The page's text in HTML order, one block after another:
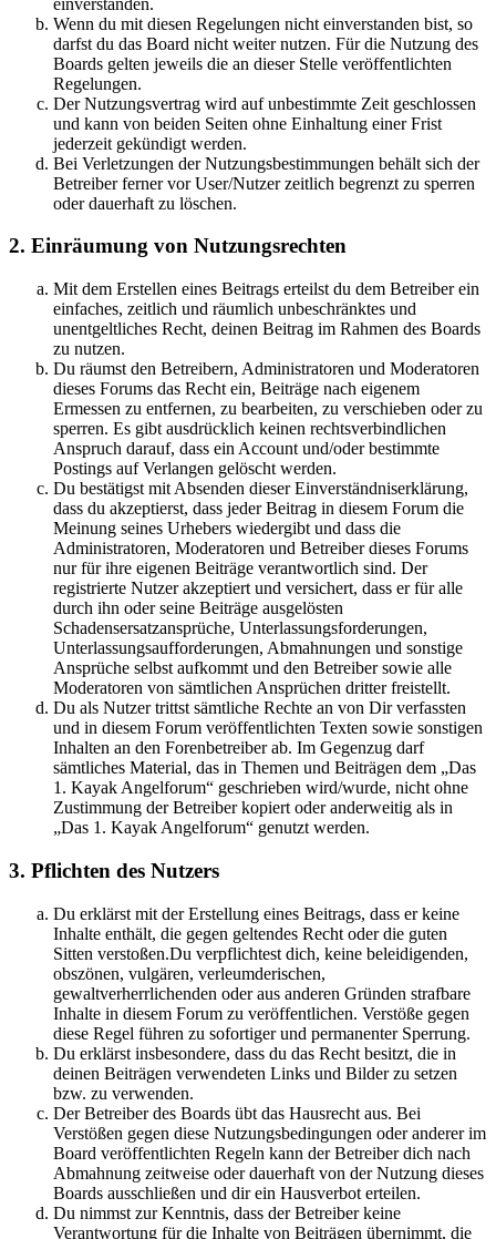
Wenn du mit diesen Regelungen nicht einverstanden bist, so
darfst du das Board nicht weiter nutzen. Für die Nutzung des
Boards gelten jeweils die an dieser Stelle veröffentlichten
Regelungen.
Der Nutzungsvertrag wird auf unbestimmte Zeit geschlossen
und kann von beiden Seiten ohne Einhaltung einer Frist
jederzeit gekündigt werden.
Bei Verletzungen der Nutzungsbestimmungen behält sich der
Betreiber ferner vor User/Nutzer zeitlich begrenzt zu sperren
oder dauerhaft zu löschen.
2. Einräumung von Nutzungsrechten
Mit dem Erstellen eines Beitrags erteilst du dem Betreiber ein
einfaches, zeitlich und räumlich unbeschränktes und
unentgeltliches Recht, deinen Beitrag im Rahmen des Boards
zu nutzen.
Du räumst den Betreibern, Administratoren und Moderatoren
dieses Forums das Recht ein, Beiträge nach eigenem
Ermessen zu entfernen, zu bearbeiten, zu verschieben oder zu
sperren. Es gibt ausdrücklich keinen rechtsverbindlichen
Anspruch darauf, dass ein Account und/oder bestimmte
Postings auf Verlangen gelöscht werden.
Du bestätigst mit Absenden dieser Einverständniserklärung,
dass du akzeptierst, dass jeder Beitrag in diesem Forum die
Meinung seines Urhebers wiedergibt und dass die
Administratoren, Moderatoren und Betreiber dieses Forums
nur für ihre eigenen Beiträge verantwortlich sind. Der
registrierte Nutzer akzeptiert und versichert, dass er für alle
durch ihn oder seine Beiträge ausgelösten
Schadensersatzansprüche, Unterlassungsforderungen,
Unterlassungsaufforderungen, Abmahnungen und sonstige
Ansprüche selbst aufkommt und den Betreiber sowie alle
Moderatoren von sämtlichen Ansprüchen dritter freistellt.
Du als Nutzer trittst sämtliche Rechte an von Dir verfassten
und in diesem Forum veröffentlichten Texten sowie sonstigen
Inhalten an den Forenbetreiber ab. Im Gegenzug darf
sämtliches Material, das in Themen und Beiträgen dem „Das
1. Kayak Angelforum“ geschrieben wird/wurde, nicht ohne
Zustimmung der Betreiber kopiert oder anderweitig als in
„Das 1. Kayak Angelforum“ genutzt werden.
3. Pflichten des Nutzers
Du erklärst mit der Erstellung eines Beitrags, dass er keine
Inhalte enthält, die gegen geltendes Recht oder die guten
Sitten verstoßen.Du verpflichtest dich, keine beleidigenden,
obszönen, vulgären, verleumderischen,
gewaltverherrlichenden oder aus anderen Gründen strafbare
Inhalte in diesem Forum zu veröffentlichen. Verstöße gegen
diese Regel führen zu sofortiger und permanenter Sperrung.
Du erklärst insbesondere, dass du das Recht besitzt, die in
deinen Beiträgen verwendeten Links und Bilder zu setzen
bzw. zu verwenden.
Der Betreiber des Boards übt das Hausrecht aus. Bei
Verstößen gegen diese Nutzungsbedingungen oder anderer im
Board veröffentlichten Regeln kann der Betreiber dich nach
Abmahnung zeitweise oder dauerhaft von der Nutzung dieses
Boards ausschließen und dir ein Hausverbot erteilen.
Du nimmst zur Kenntnis, dass der Betreiber keine
Verantwortung für die Inhalte von Beiträgen übernimmt, die